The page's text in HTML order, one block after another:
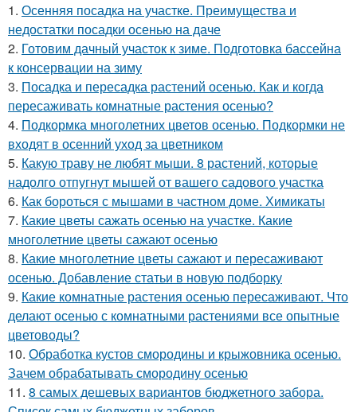
1. Осенняя посадка на участке. Преимущества и
недостатки посадки осенью на даче
2. Готовим дачный участок к зиме. Подготовка бассейна
к консервации на зиму
3. Посадка и пересадка растений осенью. Как и когда
пересаживать комнатные растения осенью?
4. Подкормка многолетних цветов осенью. Подкормки не
входят в осенний уход за цветником
5. Какую траву не любят мыши. 8 растений, которые
надолго отпугнут мышей от вашего садового участка
6. Как бороться с мышами в частном доме. Химикаты
7. Какие цветы сажать осенью на участке. Какие
многолетние цветы сажают осенью
8. Какие многолетние цветы сажают и пересаживают
осенью. Добавление статьи в новую подборку
9. Какие комнатные растения осенью пересаживают. Что
делают осенью с комнатными растениями все опытные
цветоводы?
10. Обработка кустов смородины и крыжовника осенью.
Зачем обрабатывать смородину осенью
11. 8 самых дешевых вариантов бюджетного забора.